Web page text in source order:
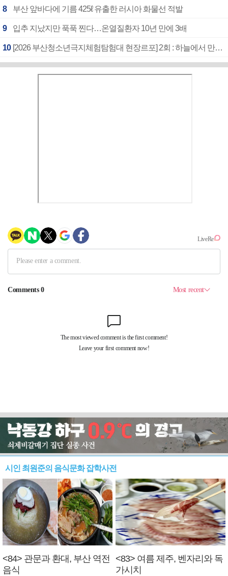
8 부산 앞바다에 기름 425ℓ 유출한 러시아 화물선 적발
9 입추 지났지만 푹푹 찐다…온열질환자 10년 만에 3배
10 [2026 부산청소년극지체험탐험대 현장르포] 2회 : 하늘에서 만난 얼음의 나라
시인 최원준의 음식문화 잡학사전
<84> 관문과 환대, 부산 역전
음식
<83> 여름 제주, 벤자리와 독
가시치